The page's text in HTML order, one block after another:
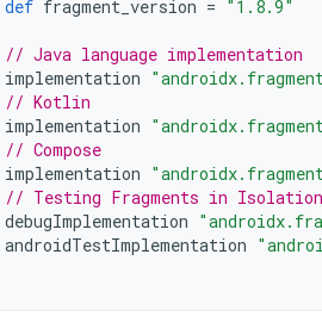
def fragment_version = "1.8.9"
// Java language implementation
implementation
// Kotlin
implementation
// Compose
implementation
// Testing Fragments in Isolation
debugImplementation
androidTestImplementation